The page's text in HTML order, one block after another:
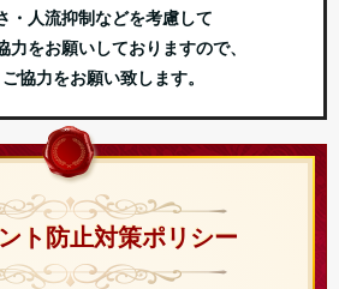
・人流抑制などを考慮して
力をお願いしておりますので、
協力をお願い致します。
ト防止対策ポリシー